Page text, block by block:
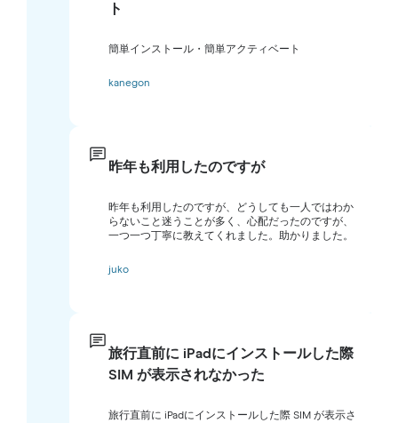
ト
簡単インストール・簡単アクティベート
kanegon
昨年も利用したのですが
昨年も利用したのですが、どうしても一人ではわか
らないこと迷うことが多く、心配だったのですが、
一つ一つ丁寧に教えてくれました。助かりました。
juko
旅行直前に iPadにインストールした際
SIM が表示されなかった
旅行直前に iPadにインストールした際 SIM が表示さ